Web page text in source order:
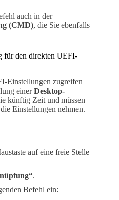
auch in der
(CMD), die Sie ebenfalls
für den direkten UEFI-
Einstellungen zugreifen
einerDesktop-
künftig Zeit und müssen
Einstellungen nehmen.
auf eine freie Stelle
.
Befehl ein: